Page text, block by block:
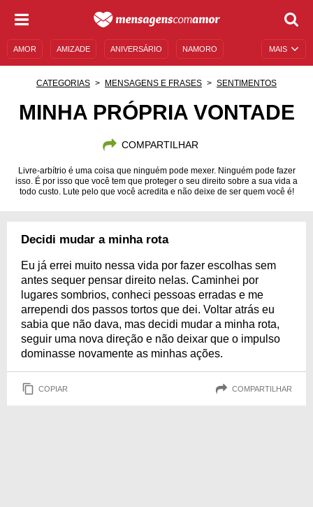
MAIS
AMOR AMIZADE ANIVERSÁRIO NAMORO
AUTOAJUDA
CATEGORIAS MENSAGENS E FRASES SENTIMENTOS
MINHA PRÓPRIA VONTADE
COMPARTILHAR
Livre-arbítrio é uma coisa que ninguém pode mexer. Ninguém pode fazer
isso. É por isso que você tem que proteger o seu direito sobre a sua vida a
todo custo. Lute pelo que você acredita e não deixe de ser quem você é!
Decidi mudar a minha rota
Eu já errei muito nessa vida por fazer escolhas sem
antes sequer pensar direito nelas. Caminhei por
lugares sombrios, conheci pessoas erradas e me
arrependi dos passos tortos que dei. Voltar atrás eu
sabia que não dava, mas decidi mudar a minha rota,
seguir uma nova direção e não deixar que o impulso
dominasse novamente as minhas ações.
COPIAR COMPARTILHAR